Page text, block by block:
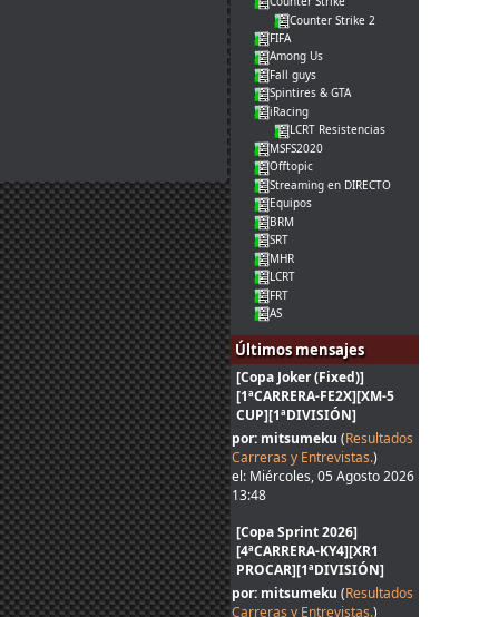
Counter Strike 2
FIFA
Among Us
Fall guys
Spintires & GTA
iRacing
LCRT Resistencias
MSFS2020
Offtopic
Streaming en DIRECTO
Equipos
BRM
SRT
MHR
LCRT
FRT
AS
Últimos mensajes
[Copa Joker (Fixed)]
[1ªCARRERA-FE2X][XM-5
CUP][1ªDIVISIÓN]
por: mitsumeku (Resultados
Carreras y Entrevistas.)
el: Miércoles, 05 Agosto 2026
13:48
[Copa Sprint 2026]
[4ªCARRERA-KY4][XR1
PROCAR][1ªDIVISIÓN]
por: mitsumeku (Resultados
Carreras y Entrevistas.)